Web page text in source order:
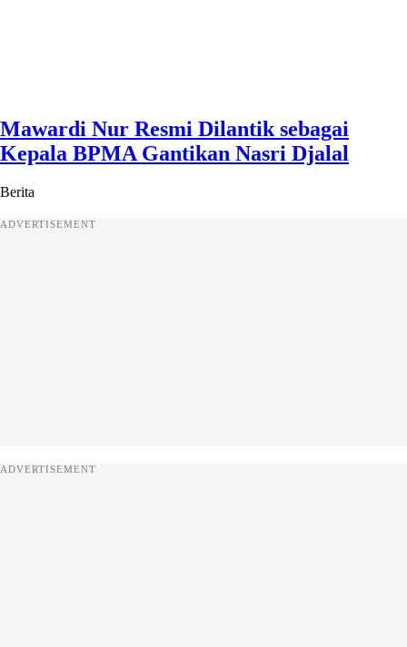
Mawardi Nur Resmi Dilantik sebagai
Kepala BPMA Gantikan Nasri Djalal
Berita
ADVERTISEMENT
ADVERTISEMENT